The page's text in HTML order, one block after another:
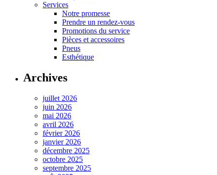
Services
Notre promesse
Prendre un rendez-vous
Promotions du service
Pièces et accessoires
Pneus
Esthétique
Archives
juillet 2026
juin 2026
mai 2026
avril 2026
février 2026
janvier 2026
décembre 2025
octobre 2025
septembre 2025